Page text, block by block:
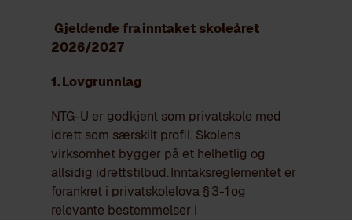
Gjeldende fra inntaket skoleåret
2026/2027
1. Lovgrunnlag
NTG-U er godkjent som privatskole med
idrett som særskilt profil. Skolens
virksomhet bygger på et helhetlig og
allsidig idrettstilbud.Inntaksreglementet er
forankret i privatskolelova §3-1 og
relevante bestemmelser i